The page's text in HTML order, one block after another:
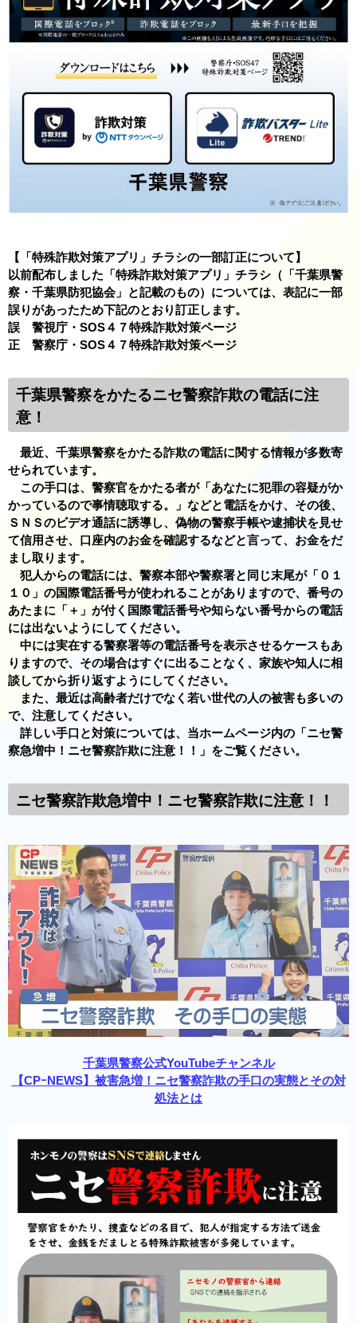
【「特殊詐欺対策アプリ」チラシの一部訂正について】
以前配布しました「特殊詐欺対策アプリ」チラシ（「千葉県警
察・千葉県防犯協会」と記載のもの）については、表記に一部
誤りがあったため下記のとおり訂正します。
誤 警視庁・SOS４７特殊詐欺対策ページ
正 警察庁・SOS４７特殊詐欺対策ページ
千葉県警察をかたるニセ警察詐欺の電話に注
意！
最近、千葉県警察をかたる詐欺の電話に関する情報が多数寄
せられています。
この手口は、警察官をかたる者が「あなたに犯罪の容疑がか
かっているので事情聴取する。」などと電話をかけ、その後、
ＳＮＳのビデオ通話に誘導し、偽物の警察手帳や逮捕状を見せ
て信用させ、口座内のお金を確認するなどと言って、お金をだ
まし取ります。
犯人からの電話には、警察本部や警察署と同じ末尾が「０１
１０」の国際電話番号が使われることがありますので、番号の
あたまに「＋」が付く国際電話番号や知らない番号からの電話
には出ないようにしてください。
中には実在する警察署等の電話番号を表示させるケースもあ
りますので、その場合はすぐに出ることなく、家族や知人に相
談してから折り返すようにしてください。
また、最近は高齢者だけでなく若い世代の人の被害も多いの
で、注意してください。
詳しい手口と対策については、当ホームページ内の「ニセ警
察急増中！ニセ警察詐欺に注意！！」をご覧ください。
ニセ警察詐欺急増中！ニセ警察詐欺に注意！！
千葉県警察公式YouTubeチャンネル
【CPｰNEWS】被害急増！ニセ警察詐欺の手口の実態とその対
処法とは